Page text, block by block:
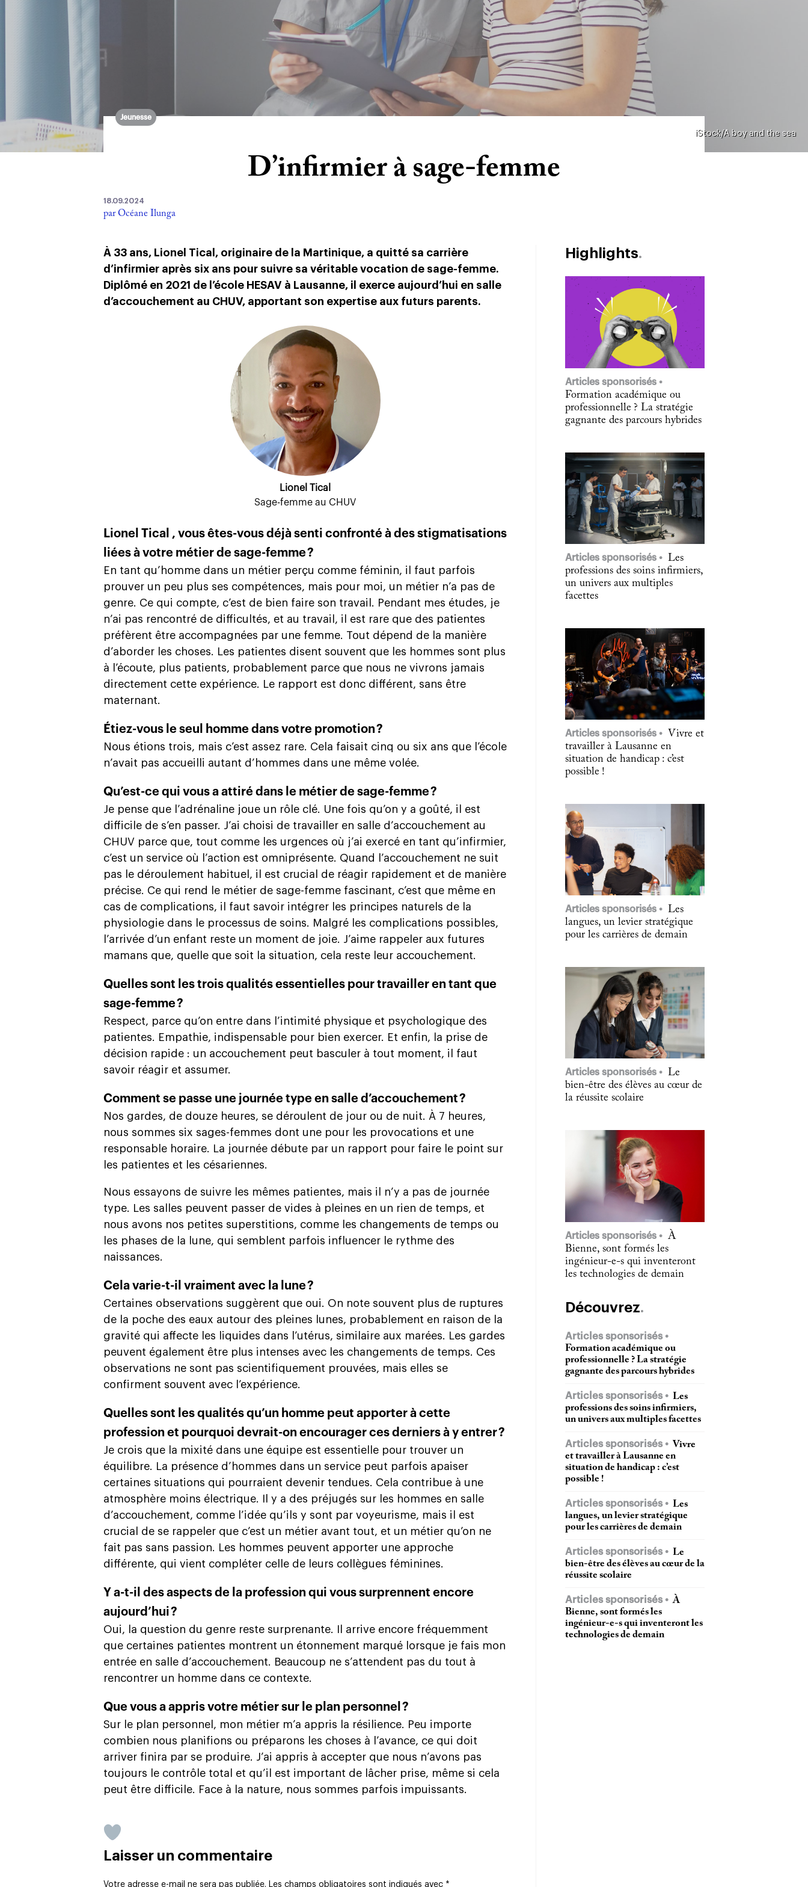
iStock/A boy and the sea
Jeunesse
D’infirmier à sage-femme
18.09.2024
par Océane Ilunga
À 33 ans, Lionel Tical, originaire de la Martinique, a quitté sa carrière
d’infirmier après six ans pour suivre sa véritable vocation de sage-femme.
Diplômé en 2021 de l’école HESAV à Lausanne, il exerce aujourd’hui en salle
d’accouchement au CHUV, apportant son expertise aux futurs parents.
Lionel Tical
Sage-femme au CHUV
Lionel Tical , vous êtes-vous déjà senti confronté à des stigmatisations
liées à votre métier de sage-femme ?
En tant qu’homme dans un métier perçu comme féminin, il faut parfois
prouver un peu plus ses compétences, mais pour moi, un métier n’a pas de
genre. Ce qui compte, c’est de bien faire son travail. Pendant mes études, je
n’ai pas rencontré de difficultés, et au travail, il est rare que des patientes
préfèrent être accompagnées par une femme. Tout dépend de la manière
d’aborder les choses. Les patientes disent souvent que les hommes sont plus
à l’écoute, plus patients, probablement parce que nous ne vivrons jamais
directement cette expérience. Le rapport est donc différent, sans être
maternant.
Étiez-vous le seul homme dans votre promotion ?
Nous étions trois, mais c’est assez rare. Cela faisait cinq ou six ans que l’école
n’avait pas accueilli autant d’hommes dans une même volée.
Qu’est-ce qui vous a attiré dans le métier de sage-femme ?
Je pense que l’adrénaline joue un rôle clé. Une fois qu’on y a goûté, il est
difficile de s’en passer. J’ai choisi de travailler en salle d’accouchement au
CHUV parce que, tout comme les urgences où j’ai exercé en tant qu’infirmier,
c’est un service où l’action est omniprésente. Quand l’accouchement ne suit
pas le déroulement habituel, il est crucial de réagir rapidement et de manière
précise. Ce qui rend le métier de sage-femme fascinant, c’est que même en
cas de complications, il faut savoir intégrer les principes naturels de la
physiologie dans le processus de soins. Malgré les complications possibles,
l’arrivée d’un enfant reste un moment de joie. J’aime rappeler aux futures
mamans que, quelle que soit la situation, cela reste leur accouchement.
Quelles sont les trois qualités essentielles pour travailler en tant que
sage-femme ?
Respect, parce qu’on entre dans l’intimité physique et psychologique des
patientes. Empathie, indispensable pour bien exercer. Et enfin, la prise de
décision rapide : un accouchement peut basculer à tout moment, il faut
savoir réagir et assumer.
Comment se passe une journée type en salle d’accouchement ?
Nos gardes, de douze heures, se déroulent de jour ou de nuit. À 7 heures,
nous sommes six sages-femmes dont une pour les provocations et une
responsable horaire. La journée débute par un rapport pour faire le point sur
les patientes et les césariennes.
Nous essayons de suivre les mêmes patientes, mais il n’y a pas de journée
type. Les salles peuvent passer de vides à pleines en un rien de temps, et
nous avons nos petites superstitions, comme les changements de temps ou
les phases de la lune, qui semblent parfois influencer le rythme des
naissances.
Cela varie-t-il vraiment avec la lune ?
Certaines observations suggèrent que oui. On note souvent plus de ruptures
de la poche des eaux autour des pleines lunes, probablement en raison de la
gravité qui affecte les liquides dans l’utérus, similaire aux marées. Les gardes
peuvent également être plus intenses avec les changements de temps. Ces
observations ne sont pas scientifiquement prouvées, mais elles se
confirment souvent avec l’expérience.
Quelles sont les qualités qu’un homme peut apporter à cette
profession et pourquoi devrait-on encourager ces derniers à y entrer ?
Je crois que la mixité dans une équipe est essentielle pour trouver un
équilibre. La présence d’hommes dans un service peut parfois apaiser
certaines situations qui pourraient devenir tendues. Cela contribue à une
atmosphère moins électrique. Il y a des préjugés sur les hommes en salle
d’accouchement, comme l’idée qu’ils y sont par voyeurisme, mais il est
crucial de se rappeler que c’est un métier avant tout, et un métier qu’on ne
fait pas sans passion. Les hommes peuvent apporter une approche
différente, qui vient compléter celle de leurs collègues féminines.
Y a-t-il des aspects de la profession qui vous surprennent encore
aujourd’hui ?
Oui, la question du genre reste surprenante. Il arrive encore fréquemment
que certaines patientes montrent un étonnement marqué lorsque je fais mon
entrée en salle d’accouchement. Beaucoup ne s’attendent pas du tout à
rencontrer un homme dans ce contexte.
Que vous a appris votre métier sur le plan personnel ?
Sur le plan personnel, mon métier m’a appris la résilience. Peu importe
combien nous planifions ou préparons les choses à l’avance, ce qui doit
arriver finira par se produire. J’ai appris à accepter que nous n’avons pas
toujours le contrôle total et qu’il est important de lâcher prise, même si cela
peut être difficile. Face à la nature, nous sommes parfois impuissants.
Laisser un commentaire
Votre adresse e-mail ne sera pas publiée. Les champs obligatoires sont indiqués avec *
Highlights
Articles sponsorisés
Formation académique ou
professionnelle ? La stratégie
gagnante des parcours hybrides
Articles sponsorisés
Les
professions des soins infirmiers,
un univers aux multiples
facettes
Articles sponsorisés
Vivre et
travailler à Lausanne en
situation de handicap : c’est
possible !
Articles sponsorisés
Les
langues, un levier stratégique
pour les carrières de demain
Articles sponsorisés
Le
bien-être des élèves au cœur de
la réussite scolaire
Articles sponsorisés
À
Bienne, sont formés les
ingénieur-e-s qui inventeront
les technologies de demain
Découvrez
Articles sponsorisés
Formation académique ou
professionnelle ? La stratégie
gagnante des parcours hybrides
Articles sponsorisés
Les
professions des soins infirmiers,
un univers aux multiples facettes
Articles sponsorisés
Vivre
et travailler à Lausanne en
situation de handicap : c’est
possible !
Articles sponsorisés
Les
langues, un levier stratégique
pour les carrières de demain
Articles sponsorisés
Le
bien-être des élèves au cœur de la
réussite scolaire
Articles sponsorisés
À
Bienne, sont formés les
ingénieur-e-s qui inventeront les
technologies de demain